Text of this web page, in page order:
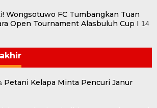
Wongsotuwo FC Tumbangkan Tuan
Open Tournament Alasbuluh Cup I 14
Petani Kelapa Minta Pencuri Janur